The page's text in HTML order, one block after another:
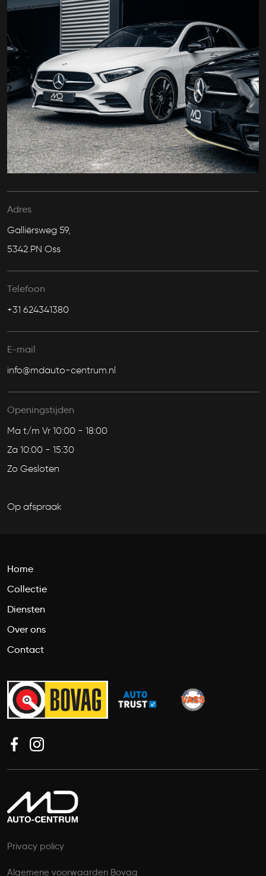
Adres
Galliërsweg 59,
5342 PN Oss
Telefoon
+31 624341380
E-mail
info@mdauto-centrum.nl
Openingstijden
Ma t/m Vr 10:00 - 18:00
Za 10:00 - 15:30
Zo Gesloten
Op afspraak
Home
Collectie
Diensten
Over ons
Contact
Privacy policy
Algemene voorwaarden Bovag